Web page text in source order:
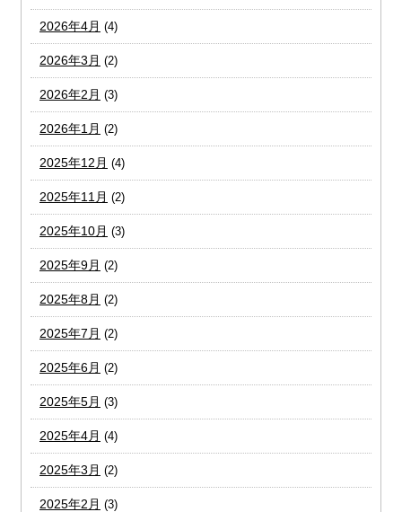
2026年4月 (4)
2026年3月 (2)
2026年2月 (3)
2026年1月 (2)
2025年12月 (4)
2025年11月 (2)
2025年10月 (3)
2025年9月 (2)
2025年8月 (2)
2025年7月 (2)
2025年6月 (2)
2025年5月 (3)
2025年4月 (4)
2025年3月 (2)
2025年2月 (3)